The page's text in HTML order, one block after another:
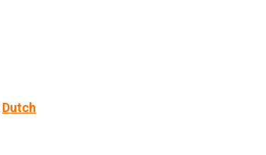
Dutch